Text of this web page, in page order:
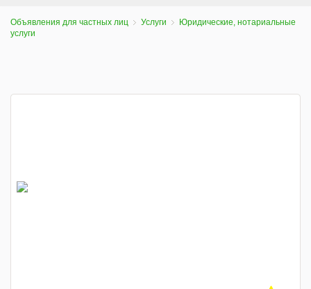
Объявления для частных лиц Услуги
Юридические, нотариальные
услуги